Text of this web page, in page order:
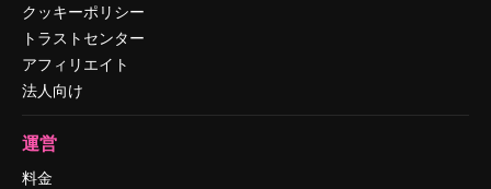
クッキーポリシー
トラストセンター
アフィリエイト
法人向け
運営
料金